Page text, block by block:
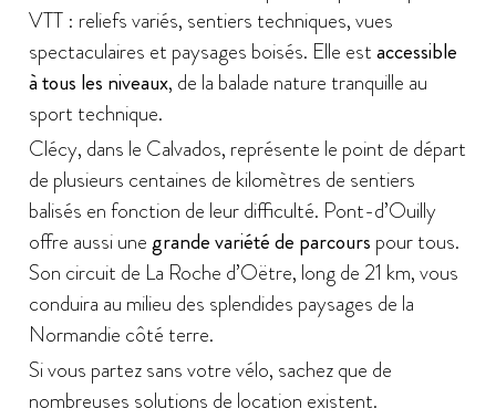
VTT : reliefs variés, sentiers techniques, vues
spectaculaires et paysages boisés. Elle estaccessible
à tous les niveaux, de la balade nature tranquille au
sport technique.
Clécy, dans le Calvados, représente le point de départ
de plusieurs centaines de kilomètres de sentiers
balisés en fonction de leur difficulté. Pont-d’Ouilly
offre aussi unegrande variété de parcours pour tous.
Son circuit de La Roche d’Oëtre, long de 21 km, vous
conduira au milieu des splendides paysages de la
Normandie côté terre.
Si vous partez sans votre vélo, sachez que de
nombreuses solutions de location existent.